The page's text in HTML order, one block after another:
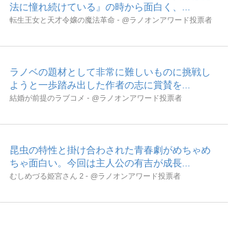
法に憧れ続けている』の時から面白く、...
転生王女と天才令嬢の魔法革命 - @ラノオンアワード投票者
ラノベの題材として非常に難しいものに挑戦し
ようと一歩踏み出した作者の志に賞賛を...
結婚が前提のラブコメ - @ラノオンアワード投票者
昆虫の特性と掛け合わされた青春劇がめちゃめ
ちゃ面白い。今回は主人公の有吉が成長...
むしめづる姫宮さん 2 - @ラノオンアワード投票者